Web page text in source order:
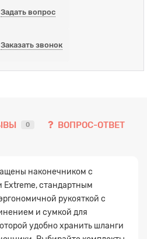
Задать вопрос
Заказать звонок
0 ВОПРОС-ОТВЕТ
наконечником с
стандартным
рукояткой с
и сумкой для
удобно хранить шланги